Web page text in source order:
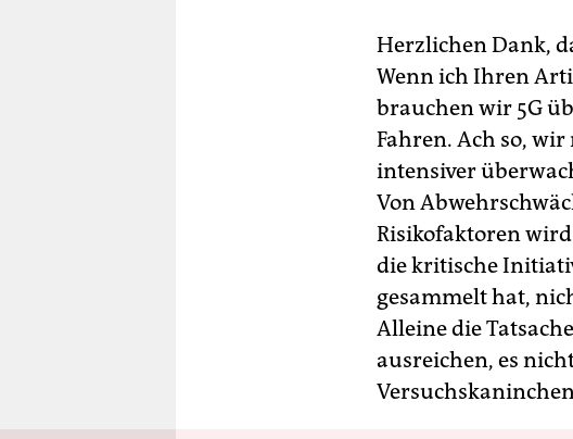
Herzlichen Dank,
Wenn ich Ihren
brauchen wir 5G
Fahren. Ach so,
intensiver
Von
Risikofaktoren
die kritische
gesammelt hat,
Alleine die
ausreichen, es